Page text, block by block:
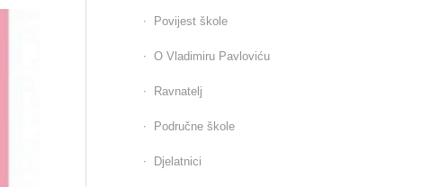
Povijest škole
O Vladimiru Pavloviću
Ravnatelj
Područne škole
Djelatnici